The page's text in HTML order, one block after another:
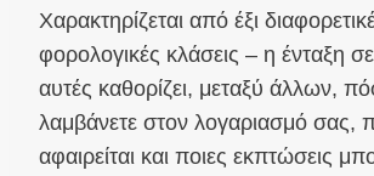
Χαρακτηρίζεται από έξι
φορολογικές κλάσεις – η ένταξη
αυτές καθορίζει, μεταξύ άλλων,
λαμβάνετε στον λογαριασμό σας,
αφαιρείται και ποιες εκπτώσεις